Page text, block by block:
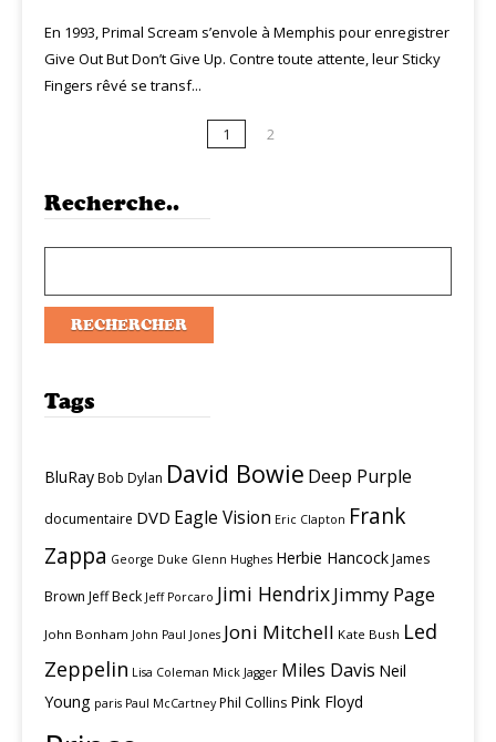
En 1993, Primal Scream s’envole à Memphis pour enregistrer
Give Out But Don’t Give Up. Contre toute attente, leur Sticky
Fingers rêvé se transf...
1 2
Recherche..
Tags
BluRayBob Dylan David Bowie Deep Purple
documentaire DVD Eagle Vision Eric Clapton Frank
Zappa George Duke Glenn Hughes Herbie HancockJames
Brown Jeff Beck Jeff Porcaro Jimi HendrixJimmy Page
John Bonham John Paul Jones Joni Mitchell Kate Bush Led
Zeppelin Lisa Coleman Mick Jagger Miles Davis Neil
Young paris Paul McCartney Phil Collins Pink Floyd